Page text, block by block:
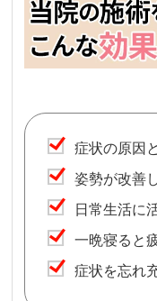
症状の原因
姿勢が改善
日常生活に
一晩寝ると
症状を忘れ